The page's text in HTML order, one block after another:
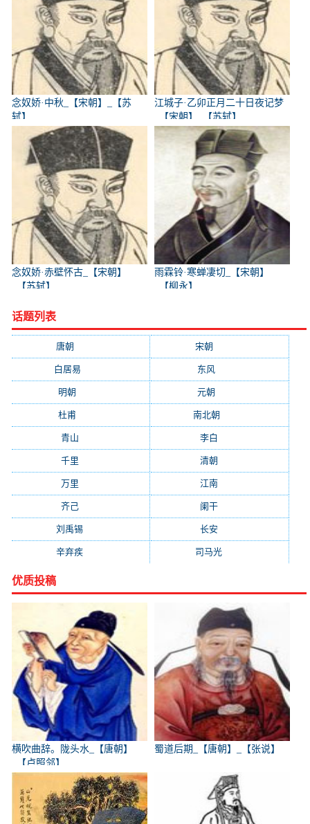
念奴娇·中秋_【宋朝】_【苏
轼】
江城子·乙卯正月二十日夜记梦
_【宋朝】_【苏轼】
念奴娇·赤壁怀古_【宋朝】
_【苏轼】
雨霖铃·寒蝉凄切_【宋朝】
_【柳永】
话题列表
唐朝 宋朝
白居易 东风
明朝 元朝
杜甫 南北朝
青山 李白
千里 清朝
万里 江南(805)
齐己(781) 阑干(723)
刘禹锡 长安(695)
辛弃疾 司马光
优质投稿
横吹曲辞。陇头水_【唐朝】
_【卢照邻】
蜀道后期_【唐朝】_【张说】